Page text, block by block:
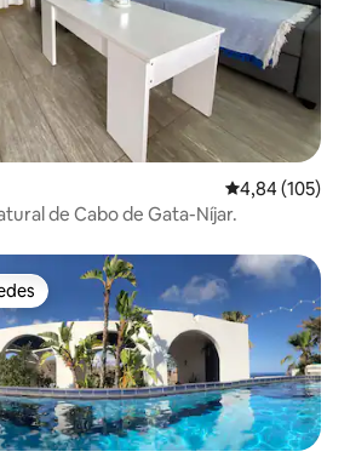
4,84 de uma
4,84 (105)
de Cabo de Gata-Níjar.